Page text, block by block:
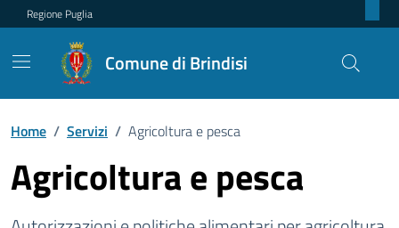
Regione Puglia
Comune di Brindisi
Home / Servizi / Agricoltura e pesca
Agricoltura e pesca